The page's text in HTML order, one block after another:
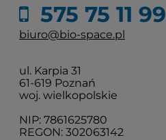
575 75 11 99
biuro@bio-space.pl
ul. Karpia 31
61-619 Poznań
woj. wielkopolskie
NIP: 7861625780
REGON: 302063142